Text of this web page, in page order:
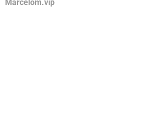
Marcelom.vip